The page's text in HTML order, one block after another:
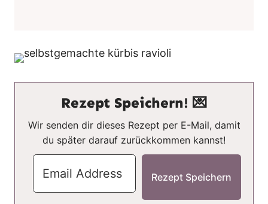
Rezept Speichern! 💌
Wir senden dir dieses Rezept per E-Mail, damit
du später darauf zurückkommen kannst!